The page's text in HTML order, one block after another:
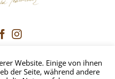
Website. Einige von ihnen
der Seite, während andere